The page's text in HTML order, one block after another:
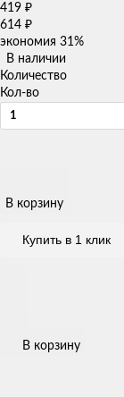
419 ₽
614 ₽
экономия 31%
В наличии
Количество
Кол-во
В корзину
Купить в 1 клик
В корзину